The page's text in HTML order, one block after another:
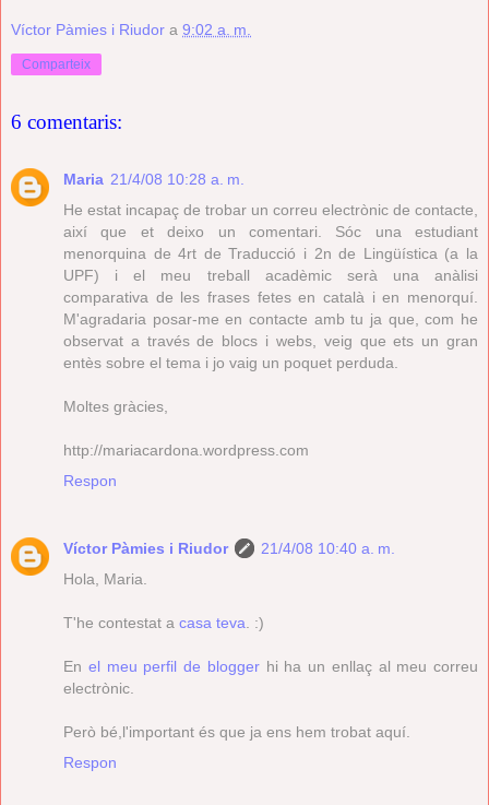
Víctor Pàmies i Riudor a 9:02 a. m.
Comparteix
6 comentaris:
Maria 21/4/08 10:28 a. m.
He estat incapaç de trobar un correu electrònic de contacte,
així que et deixo un comentari. Sóc una estudiant
menorquina de 4rt de Traducció i 2n de Lingüística (a la
UPF) i el meu treball acadèmic serà una anàlisi
comparativa de les frases fetes en català i en menorquí.
M'agradaria posar-me en contacte amb tu ja que, com he
observat a través de blocs i webs, veig que ets un gran
entès sobre el tema i jo vaig un poquet perduda.
Moltes gràcies,
http://mariacardona.wordpress.com
Respon
Víctor Pàmies i Riudor
21/4/08 10:40 a. m.
Hola, Maria.
T'he contestat a casa teva . :)
En el meu perfil de bloggerhi ha un enllaç al meu correu
electrònic.
Però bé,l'important és que ja ens hem trobat aquí.
Respon